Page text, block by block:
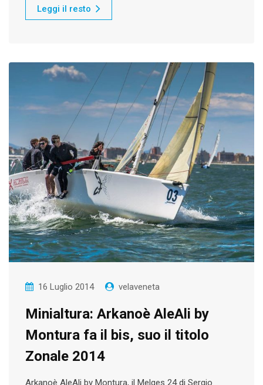
Leggi il resto
16 Luglio 2014 velaveneta
Minialtura: Arkanoè AleAli by
Montura fa il bis, suo il titolo
Zonale 2014
Arkanoè AleAli by Montura, il Melges 24 di Sergio